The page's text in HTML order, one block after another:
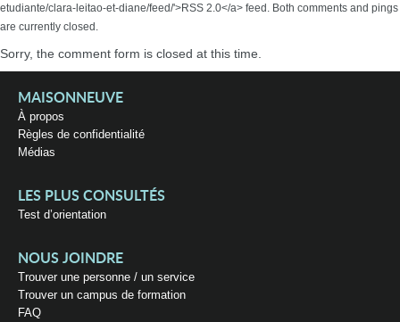
etudiante/clara-leitao-et-diane/feed/'>RSS 2.0</a> feed. Both comments and pings
are currently closed.
Sorry, the comment form is closed at this time.
MAISONNEUVE
À propos
Règles de confidentialité
Médias
LES PLUS CONSULTÉS
Test d’orientation
NOUS JOINDRE
Trouver une personne / un service
Trouver un campus de formation
FAQ